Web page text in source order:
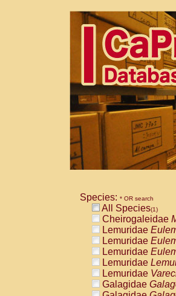
Species: * OR search
All Species(1)
Cheirogaleidae
Lemuridae
Lemuridae
Lemuridae
Lemuridae
Lemuridae
Galagidae